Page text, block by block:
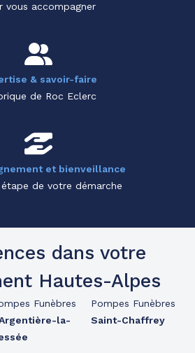
vous accompagner
& savoir-faire
de Roc Eclerc
et bienveillance
de votre démarche
dans votre
Hautes-Alpes
Funèbres
la-
Pompes Funèbres
Saint-Chaffrey